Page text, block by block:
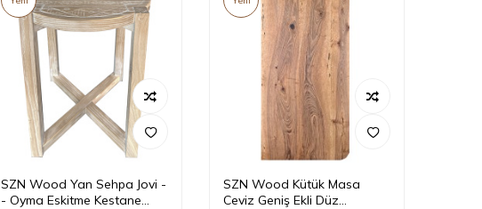
SZN Wood Yan Sehpa Jovi -
- Oyma Eskitme Kestane
SZN Wood Kütük Masa
Ceviz Geniş Ekli Düz